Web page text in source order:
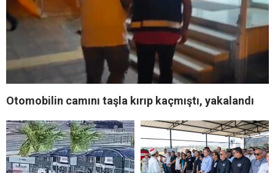
Otomobilin camını taşla kırıp kaçmıştı, yakalandı